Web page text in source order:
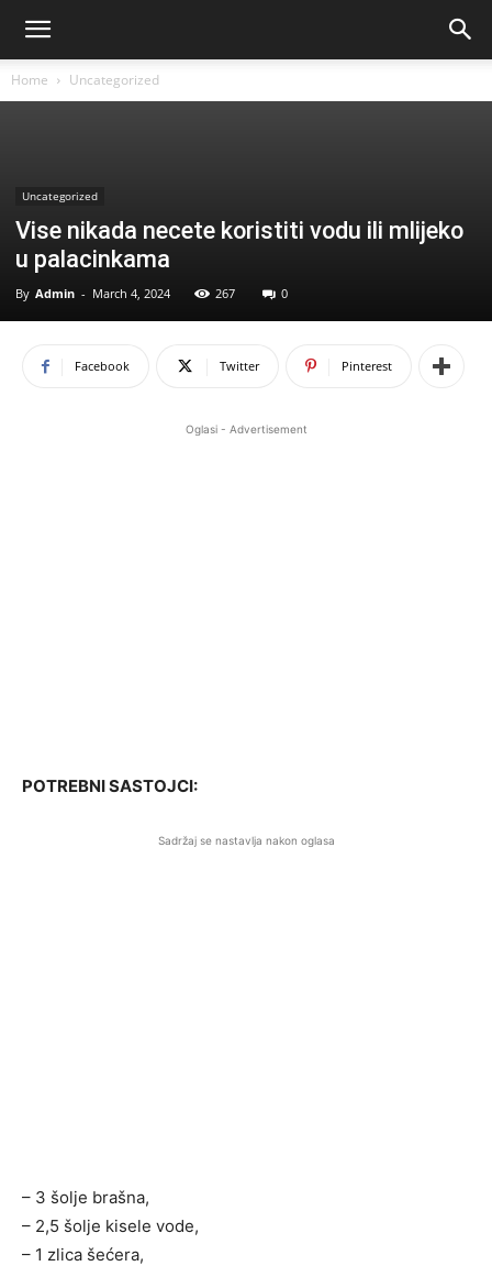
Home Uncategorized
Uncategorized
Vise nikada necete koristiti vodu ili mlijeko
u palacinkama
By Admin - March 4, 2024 267 0
Facebook Twitter Pinterest
Oglasi - Advertisement
POTREBNI SASTOJCI:
Sadržaj se nastavlja nakon oglasa
– 3 šolje brašna,
– 2,5 šolje kisele vode,
– 1 zlica šećera,